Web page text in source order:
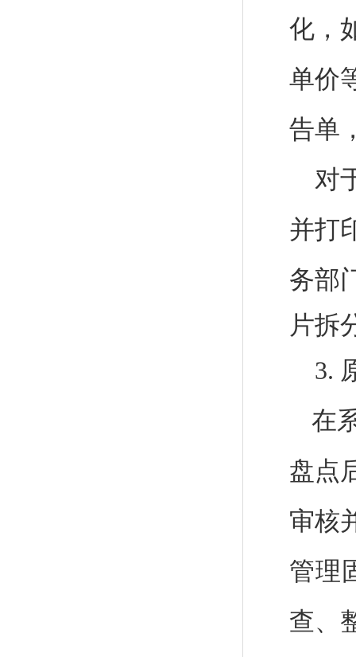
化，
单价
告单
对
并打
务部
片拆
3.
在
盘点
审核
管理
查、